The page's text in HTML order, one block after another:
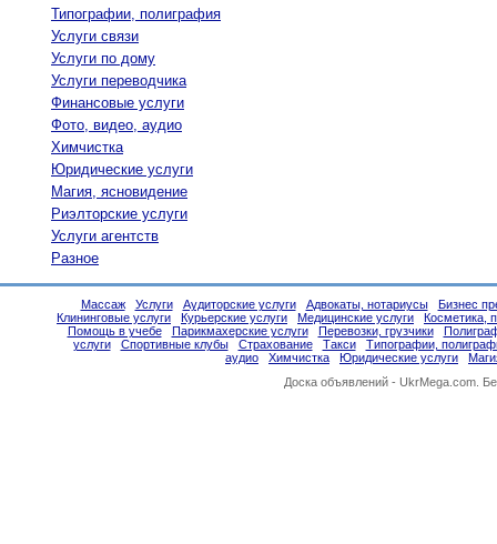
Типографии, полиграфия
Услуги связи
Услуги по дому
Услуги переводчика
Финансовые услуги
Фото, видео, аудио
Химчистка
Юридические услуги
Магия, ясновидение
Риэлторские услуги
Услуги агентств
Разное
Массаж Услуги Аудиторские услуги Адвокаты, нотариусы
Бизнес
Клининговые услуги
Курьерские услуги Медицинские услуги
Косметика,
Помощь в учебе
Парикмахерские услуги Перевозки, грузчики
услуги
Спортивные клубы Страхование Такси
Типографии,
аудио
Химчистка Юридические услуги
Доска объявлений - UkrMega.com.